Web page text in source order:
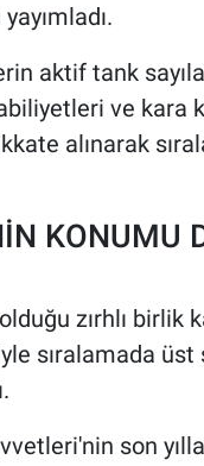
aktif tank
ve kara
alınarak
KONUMU
zırhlı birlik
sıralamada üst
son